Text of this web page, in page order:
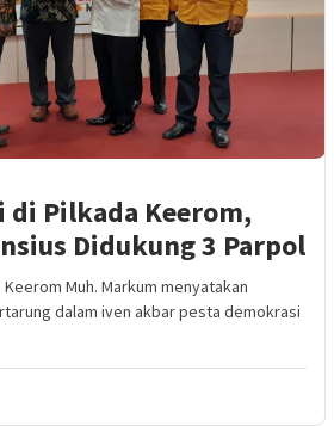
di Pilkada Keerom,
Didukung 3 Parpol
Keerom Muh. Markum menyatakan
dalam iven akbar pesta demokrasi